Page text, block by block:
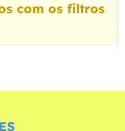
com os filtros